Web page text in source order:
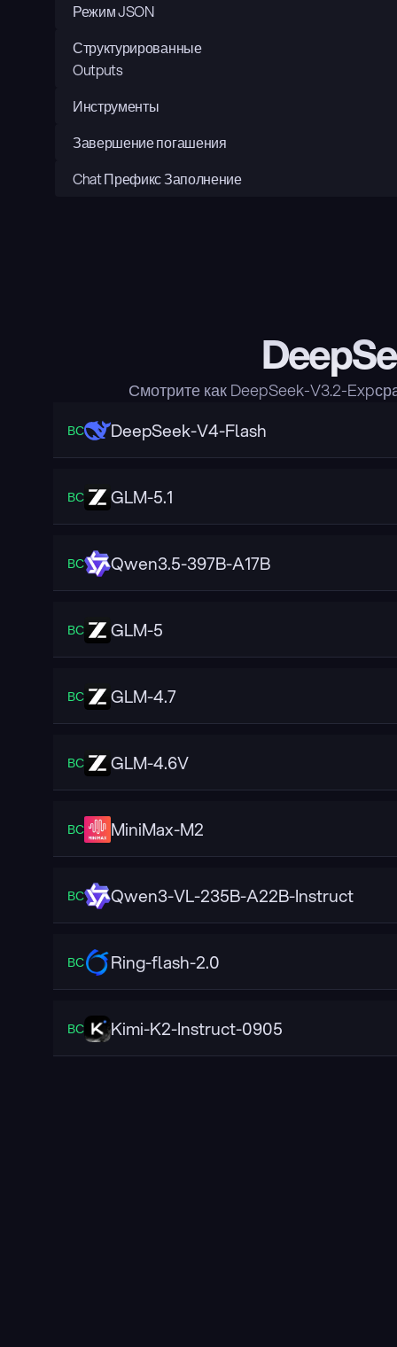
Режим JSON
Структурированные
Outputs
Инструменты
Завершение погашения
Chat Префикс Заполнение
Смотрите как DeepSeek-V3.2-
ВС DeepSeek-V4-Flash
ВС GLM-5.1
ВС Qwen3.5-397B-A17B
ВС GLM-5
ВС GLM-4.7
ВС GLM-4.6V
ВС MiniMax-M2
ВС Qwen3-VL-235B-A22B-Instruct
ВС Ring-flash-2.0
ВС Kimi-K2-Instruct-0905